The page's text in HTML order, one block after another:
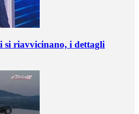
si riavvicinano, i dettagli